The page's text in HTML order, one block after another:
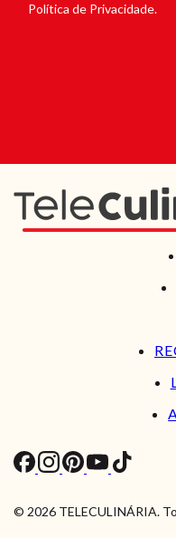
Política de Privacidade.
© 2026 TELECULINÁRIA.